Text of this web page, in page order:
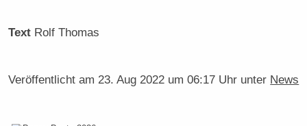
Text Rolf Thomas
Veröffentlicht am 23. Aug 2022 um 06:17 Uhr unter News